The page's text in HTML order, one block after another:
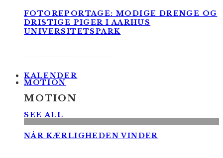
FOTOREPORTAGE: MODIGE DRENGE OG
DRISTIGE PIGER I AARHUS
UNIVERSITETSPARK
KALENDER
MOTION
MOTION
SEE ALL
NÅR KÆRLIGHEDEN VINDER